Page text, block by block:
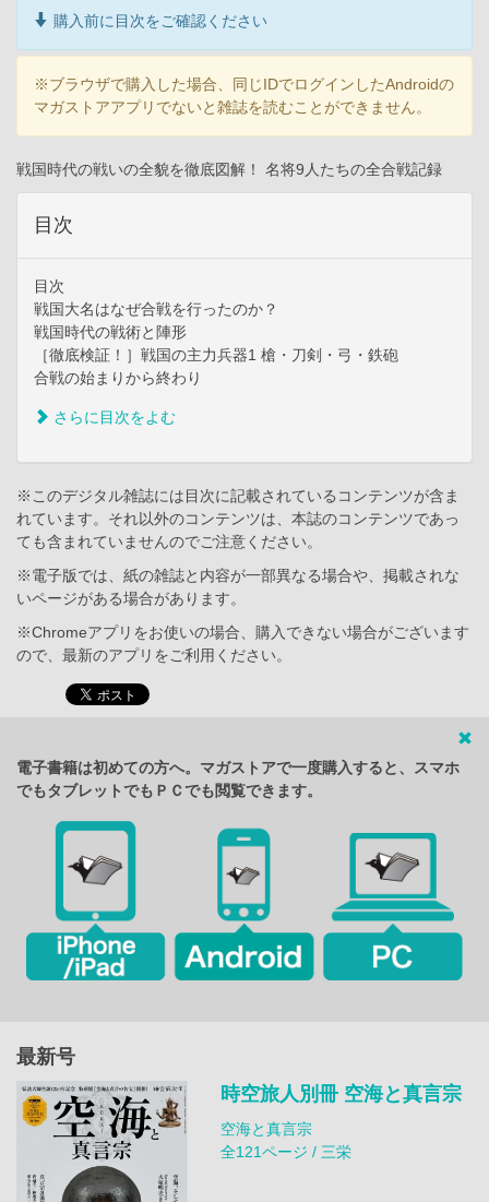
購入前に目次をご確認ください
※ブラウザで購入した場合、同じIDでログインしたAndroidの
マガストアアプリでないと雑誌を読むことができません。
戦国時代の戦いの全貌を徹底図解！ 名将9人たちの全合戦記録
目次
目次
戦国大名はなぜ合戦を行ったのか？
戦国時代の戦術と陣形
［徹底検証！］戦国の主力兵器1 槍・刀剣・弓・鉄砲
合戦の始まりから終わり
さらに目次をよむ
※このデジタル雑誌には目次に記載されているコンテンツが含ま
れています。それ以外のコンテンツは、本誌のコンテンツであっ
ても含まれていませんのでご注意ください。
※電子版では、紙の雑誌と内容が一部異なる場合や、掲載されな
いページがある場合があります。
※Chromeアプリをお使いの場合、購入できない場合がございます
ので、最新のアプリをご利用ください。
電子書籍は初めての方へ。マガストアで一度購入すると、スマホ
でもタブレットでもＰＣでも閲覧できます。
最新号
時空旅人別冊 空海と真言宗
空海と真言宗
全121ページ / 三栄